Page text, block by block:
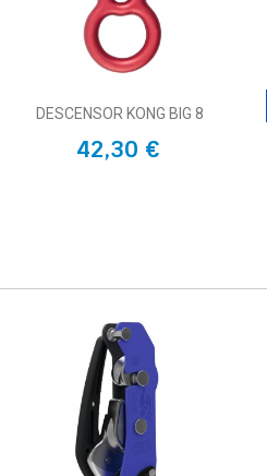
DESCENSOR KONG BIG 8
42,30 €